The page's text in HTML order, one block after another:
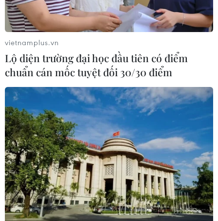
vietnamplus.vn
Lộ diện trường đại học đầu tiên có điểm
chuẩn cán mốc tuyệt đối 30/30 điểm